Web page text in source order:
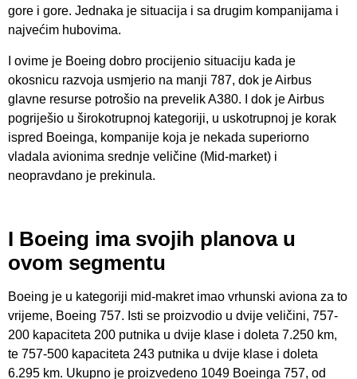
gore i gore. Jednaka je situacija i sa drugim kompanijama i
najvećim hubovima.
I ovime je Boeing dobro procijenio situaciju kada je
okosnicu razvoja usmjerio na manji 787, dok je Airbus
glavne resurse potrošio na prevelik A380. I dok je Airbus
pogriješio u širokotrupnoj kategoriji, u uskotrupnoj je korak
ispred Boeinga, kompanije koja je nekada superiorno
vladala avionima srednje veličine (Mid-market) i
neopravdano je prekinula.
I Boeing ima svojih planova u
ovom segmentu
Boeing je u kategoriji mid-makret imao vrhunski aviona za to
vrijeme, Boeing 757. Isti se proizvodio u dvije veličini, 757-
200 kapaciteta 200 putnika u dvije klase i doleta 7.250 km,
te 757-500 kapaciteta 243 putnika u dvije klase i doleta
6.295 km. Ukupno je proizvedeno 1049 Boeinga 757, od